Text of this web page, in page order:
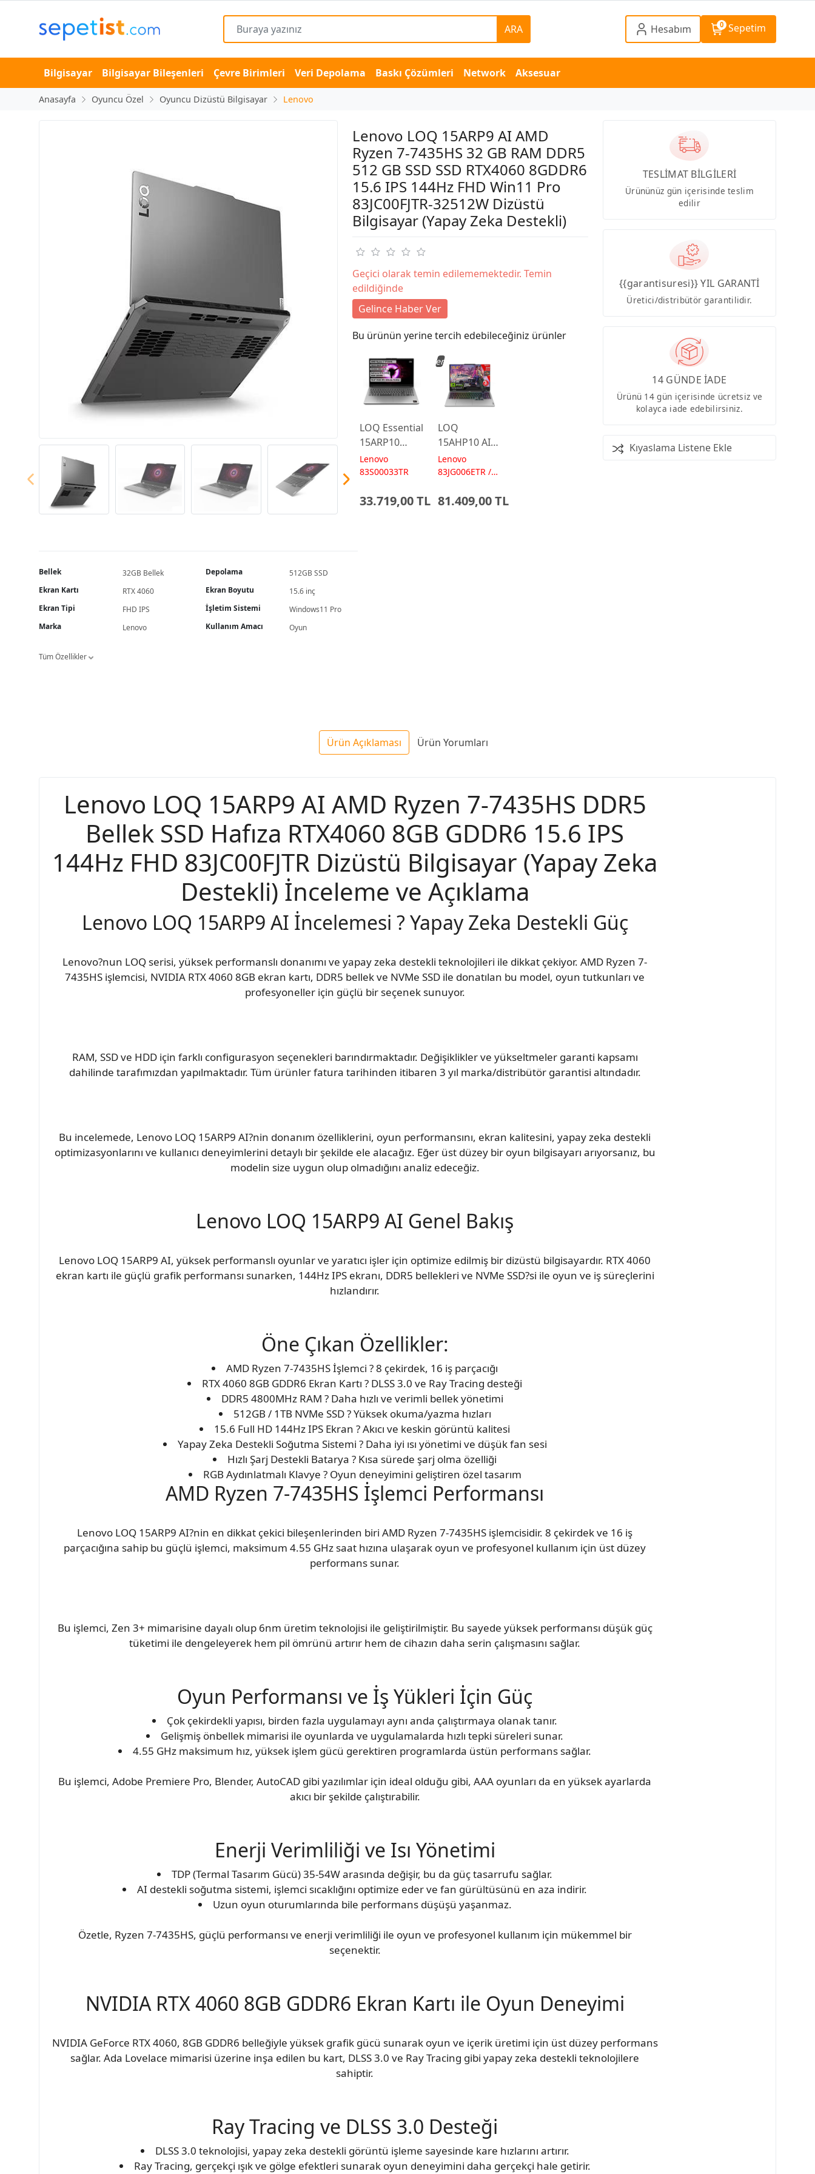
ARA Hesabım 0 Sepetim
Bilgisayar Bilgisayar Bileşenleri Çevre Birimleri Veri Depolama Baskı Çözümleri Network Aksesuar
Anasayfa Oyuncu Özel Oyuncu Dizüstü Bilgisayar Lenovo
Lenovo LOQ 15ARP9 AI AMD
Ryzen 7-7435HS 32 GB RAM DDR5
512 GB SSD SSD RTX4060 8GDDR6
15.6 IPS 144Hz FHD Win11 Pro
83JC00FJTR-32512W Dizüstü
Bilgisayar (Yapay Zeka Destekli)
Geçici olarak temin edilememektedir. Temin
edildiğinde
Gelince Haber Ver
Bu ürünün yerine tercih edebileceğiniz ürünler
LOQ Essential
15ARP10
AMD Ryzen 7
7735HS 16GB
RTX3050 15.6
Lenovo
83S00033TR
33.719,00 TL
LOQ
15AHP10 AI
AMD Ryzen7
250 24GB 1TB
IPS FHD
Lenovo
83JG006ETR /
81.409,00 TL
Yeni
TESLİMAT BİLGİLERİ
Ürününüz gün içerisinde teslim
edilir
{{garantisuresi}} YIL GARANTİ
Üretici/distribütör garantilidir.
14 GÜNDE İADE
Ürünü 14 gün içerisinde ücretsiz ve
kolayca iade edebilirsiniz.
Kıyaslama Listene Ekle
Bellek 32GB Bellek Depolama
512GB SSD
Ekran Kartı
RTX 4060 Ekran Boyutu
15.6 inç
Ekran Tipi
FHD IPS İşletim Sistemi
Windows11 Pro
Marka
Lenovo Kullanım Amacı Oyun
Tüm Özellikler
Ürün Açıklaması Ürün Yorumları
Lenovo LOQ 15ARP9 AI AMD Ryzen 7-7435HS DDR5
Bellek SSD Hafıza RTX4060 8GB GDDR6 15.6 IPS
144Hz FHD 83JC00FJTR Dizüstü Bilgisayar (Yapay Zeka
Destekli) İnceleme ve Açıklama
Lenovo LOQ 15ARP9 AI İncelemesi ? Yapay Zeka Destekli Güç
Lenovo?nun LOQ serisi, yüksek performanslı donanımı ve yapay zeka destekli teknolojileri ile dikkat çekiyor. AMD Ryzen 7-
7435HS işlemcisi, NVIDIA RTX 4060 8GB ekran kartı, DDR5 bellek ve NVMe SSD ile donatılan bu model, oyun tutkunları ve
profesyoneller için güçlü bir seçenek sunuyor.
RAM, SSD ve HDD için farklı configurasyon seçenekleri barındırmaktadır. Değişiklikler ve yükseltmeler garanti kapsamı
dahilinde tarafımızdan yapılmaktadır. Tüm ürünler fatura tarihinden itibaren 3 yıl marka/distribütör garantisi altındadır.
Bu incelemede, Lenovo LOQ 15ARP9 AI?nin donanım özelliklerini, oyun performansını, ekran kalitesini, yapay zeka destekli
optimizasyonlarını ve kullanıcı deneyimlerini detaylı bir şekilde ele alacağız. Eğer üst düzey bir oyun bilgisayarı arıyorsanız, bu
modelin size uygun olup olmadığını analiz edeceğiz.
Lenovo LOQ 15ARP9 AI Genel Bakış
Lenovo LOQ 15ARP9 AI, yüksek performanslı oyunlar ve yaratıcı işler için optimize edilmiş bir dizüstü bilgisayardır. RTX 4060
ekran kartı ile güçlü grafik performansı sunarken, 144Hz IPS ekranı, DDR5 bellekleri ve NVMe SSD?si ile oyun ve iş süreçlerini
hızlandırır.
Öne Çıkan Özellikler:
AMD Ryzen 7-7435HS İşlemci ? 8 çekirdek, 16 iş parçacığı
RTX 4060 8GB GDDR6 Ekran Kartı ? DLSS 3.0 ve Ray Tracing desteği
DDR5 4800MHz RAM ? Daha hızlı ve verimli bellek yönetimi
512GB / 1TB NVMe SSD ? Yüksek okuma/yazma hızları
15.6 Full HD 144Hz IPS Ekran ? Akıcı ve keskin görüntü kalitesi
Yapay Zeka Destekli Soğutma Sistemi ? Daha iyi ısı yönetimi ve düşük fan sesi
Hızlı Şarj Destekli Batarya ? Kısa sürede şarj olma özelliği
RGB Aydınlatmalı Klavye ? Oyun deneyimini geliştiren özel tasarım
AMD Ryzen 7-7435HS İşlemci Performansı
Lenovo LOQ 15ARP9 AI?nin en dikkat çekici bileşenlerinden biri AMD Ryzen 7-7435HS işlemcisidir. 8 çekirdek ve 16 iş
parçacığına sahip bu güçlü işlemci, maksimum 4.55 GHz saat hızına ulaşarak oyun ve profesyonel kullanım için üst düzey
performans sunar.
Bu işlemci, Zen 3+ mimarisine dayalı olup 6nm üretim teknolojisi ile geliştirilmiştir. Bu sayede yüksek performansı düşük güç
tüketimi ile dengeleyerek hem pil ömrünü artırır hem de cihazın daha serin çalışmasını sağlar.
Oyun Performansı ve İş Yükleri İçin Güç
Çok çekirdekli yapısı, birden fazla uygulamayı aynı anda çalıştırmaya olanak tanır.
Gelişmiş önbellek mimarisi ile oyunlarda ve uygulamalarda hızlı tepki süreleri sunar.
4.55 GHz maksimum hız, yüksek işlem gücü gerektiren programlarda üstün performans sağlar.
Bu işlemci, Adobe Premiere Pro, Blender, AutoCAD gibi yazılımlar için ideal olduğu gibi, AAA oyunları da en yüksek ayarlarda
akıcı bir şekilde çalıştırabilir.
Enerji Verimliliği ve Isı Yönetimi
TDP (Termal Tasarım Gücü) 35-54W arasında değişir, bu da güç tasarrufu sağlar.
AI destekli soğutma sistemi, işlemci sıcaklığını optimize eder ve fan gürültüsünü en aza indirir.
Uzun oyun oturumlarında bile performans düşüşü yaşanmaz.
Özetle, Ryzen 7-7435HS, güçlü performansı ve enerji verimliliği ile oyun ve profesyonel kullanım için mükemmel bir
seçenektir.
NVIDIA RTX 4060 8GB GDDR6 Ekran Kartı ile Oyun Deneyimi
NVIDIA GeForce RTX 4060, 8GB GDDR6 belleğiyle yüksek grafik gücü sunarak oyun ve içerik üretimi için üst düzey performans
sağlar. Ada Lovelace mimarisi üzerine inşa edilen bu kart, DLSS 3.0 ve Ray Tracing gibi yapay zeka destekli teknolojilere
sahiptir.
Ray Tracing ve DLSS 3.0 Desteği
DLSS 3.0 teknolojisi, yapay zeka destekli görüntü işleme sayesinde kare hızlarını artırır.
Ray Tracing, gerçekçi ışık ve gölge efektleri sunarak oyun deneyimini daha gerçekçi hale getirir.